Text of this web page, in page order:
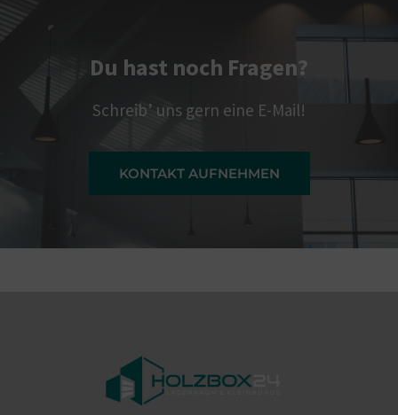
Du hast noch Fragen?
Schreib’ uns gern eine E-Mail!
KONTAKT AUFNEHMEN